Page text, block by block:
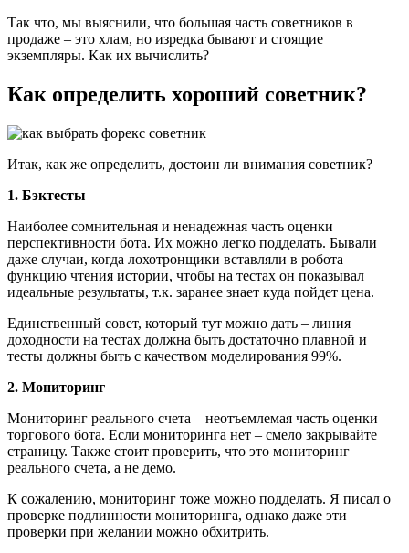
Так что, мы выяснили, что большая часть советников в
продаже – это хлам, но изредка бывают и стоящие
экземпляры. Как их вычислить?
Как определить хороший советник?
Итак, как же определить, достоин ли внимания советник?
1. Бэктесты
Наиболее сомнительная и ненадежная часть оценки
перспективности бота. Их можно легко подделать. Бывали
даже случаи, когда лохотронщики вставляли в робота
функцию чтения истории, чтобы на тестах он показывал
идеальные результаты, т.к. заранее знает куда пойдет цена.
Единственный совет, который тут можно дать – линия
доходности на тестах должна быть достаточно плавной и
тесты должны быть с качеством моделирования 99%.
2. Мониторинг
Мониторинг реального счета – неотъемлемая часть оценки
торгового бота. Если мониторинга нет – смело закрывайте
страницу. Также стоит проверить, что это мониторинг
реального счета, а не демо.
К сожалению, мониторинг тоже можно подделать. Я писал о
проверке подлинности мониторинга, однако даже эти
проверки при желании можно обхитрить.